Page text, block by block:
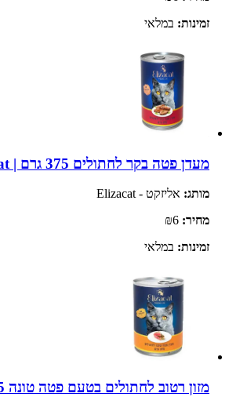
זמינות: במלאי
מעדן פטה בקר לחתולים 375 גרם | Elizacat
מותג: אליזקט - Elizacat
מחיר:
זמינות: במלאי
מזון רטוב לחתולים בטעם פטה טונה 375 גרם | Elizacat